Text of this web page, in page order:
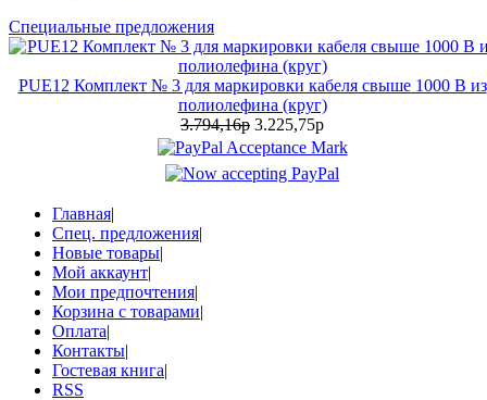
Специальные предложения
PUE12 Комплект № 3 для маркировки кабеля свыше 1000 В из
полиолефина (круг)
3.794,16р 3.225,75р
Главная|
Спец. предложения|
Новые товары|
Мой аккаунт|
Мои предпочтения|
Корзина с товарами|
Оплата|
Контакты|
Гостевая книга|
RSS